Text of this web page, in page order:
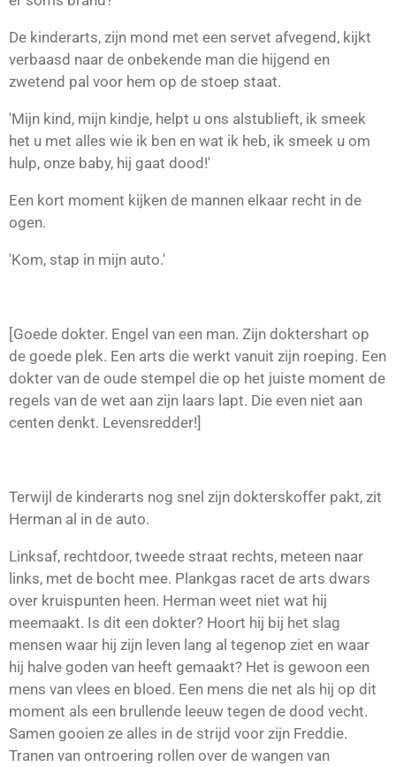
De kinderarts, zijn mond met een servet afvegend, kijkt
verbaasd naar de onbekende man die hijgend en
zwetend pal voor hem op de stoep staat.
'Mijn kind, mijn kindje, helpt u ons alstublieft, ik smeek
het u met alles wie ik ben en wat ik heb, ik smeek u om
hulp, onze baby, hij gaat dood!'
Een kort moment kijken de mannen elkaar recht in de
ogen.
'Kom, stap in mijn auto.'
[Goede dokter. Engel van een man. Zijn doktershart op
de goede plek. Een arts die werkt vanuit zijn roeping. Een
dokter van de oude stempel die op het juiste moment de
regels van de wet aan zijn laars lapt. Die even niet aan
centen denkt. Levensredder!]
Terwijl de kinderarts nog snel zijn dokterskoffer pakt, zit
Herman al in de auto.
Linksaf, rechtdoor, tweede straat rechts, meteen naar
links, met de bocht mee. Plankgas racet de arts dwars
over kruispunten heen. Herman weet niet wat hij
meemaakt. Is dit een dokter? Hoort hij bij het slag
mensen waar hij zijn leven lang al tegenop ziet en waar
hij halve goden van heeft gemaakt? Het is gewoon een
mens van vlees en bloed. Een mens die net als hij op dit
moment als een brullende leeuw tegen de dood vecht.
Samen gooien ze alles in de strijd voor zijn Freddie.
Tranen van ontroering rollen over de wangen van